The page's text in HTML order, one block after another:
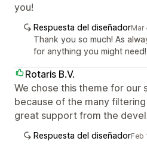
you!
Respuesta del diseñadorMar
Thank you so much! As
for anything you might need!
Rotaris B.V.
We chose this theme for our
because of the many
great support from the
Respuesta del diseñadorFeb